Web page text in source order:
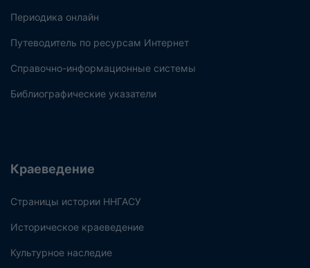
Периодика онлайн
Путеводитель по ресурсам Интернет
Справочно-информационные системы
Библиографические указатели
Краеведение
Страницы истории ННГАСУ
Историческое краеведение
Культурное наследие